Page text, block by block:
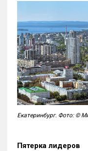
Екатеринбург. Фото: ©
Пятерка лидеров